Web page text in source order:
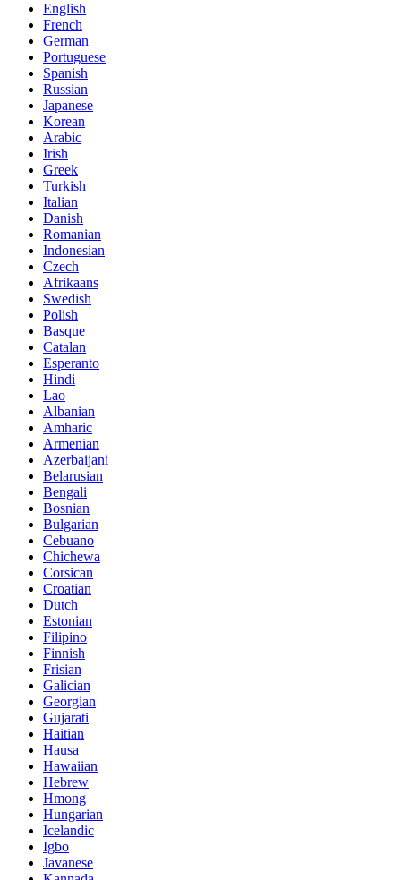
English
French
German
Portuguese
Spanish
Russian
Japanese
Korean
Arabic
Irish
Greek
Turkish
Italian
Danish
Romanian
Indonesian
Czech
Afrikaans
Swedish
Polish
Basque
Catalan
Esperanto
Hindi
Lao
Albanian
Amharic
Armenian
Azerbaijani
Belarusian
Bengali
Bosnian
Bulgarian
Cebuano
Chichewa
Corsican
Croatian
Dutch
Estonian
Filipino
Finnish
Frisian
Galician
Georgian
Gujarati
Haitian
Hausa
Hawaiian
Hebrew
Hmong
Hungarian
Icelandic
Igbo
Javanese